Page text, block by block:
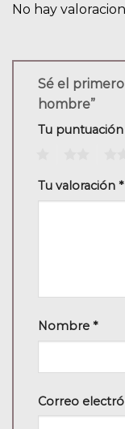
No hay
Sé el
hombre”
Tu puntuación
Tu valoración *
Nombre *
Correo